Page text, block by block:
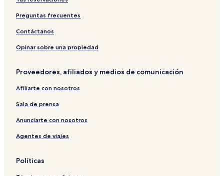
&
S
u
i
e
s
&
R
e
o
s
a
i
w
e
p
t
e
n
t
s
Preguntas frecuentes
Contáctanos
Opinar sobre una propiedad
Proveedores, afiliados y medios de comunicación
Afiliarte con nosotros
Sala de prensa
Anunciarte con nosotros
Agentes de viajes
Políticas